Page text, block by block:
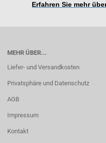
Erfahren Sie mehr
MEHR ÜBER...
Liefer- und Versandkosten
Privatsphäre und Datenschutz
AGB
Impressum
Kontakt